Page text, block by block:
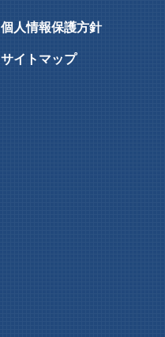
個人情報保護方針
サイトマップ